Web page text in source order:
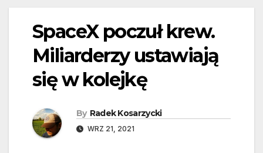
SpaceX poczuł krew.
Miliarderzy ustawiają
się w kolejkę
By Radek Kosarzycki
WRZ 21, 2021